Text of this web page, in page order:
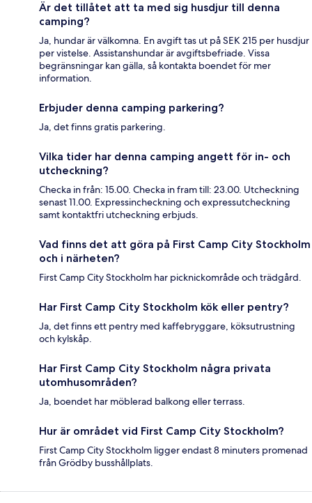
Är det tillåtet att ta med sig husdjur till denna
camping?
Ja, hundar är välkomna. En avgift tas ut på SEK 215 per husdjur
per vistelse. Assistanshundar är avgiftsbefriade. Vissa
begränsningar kan gälla, så kontakta boendet för mer
information.
Erbjuder denna camping parkering?
Ja, det finns gratis parkering.
Vilka tider har denna camping angett för in- och
utcheckning?
Checka in från: 15.00. Checka in fram till: 23.00. Utcheckning
senast 11.00. Expressincheckning och expressutcheckning
samt kontaktfri utcheckning erbjuds.
Vad finns det att göra på First Camp City Stockholm
och i närheten?
First Camp City Stockholm har picknickområde och trädgård.
Har First Camp City Stockholm kök eller pentry?
Ja, det finns ett pentry med kaffebryggare, köksutrustning
och kylskåp.
Har First Camp City Stockholm några privata
utomhusområden?
Ja, boendet har möblerad balkong eller terrass.
Hur är området vid First Camp City Stockholm?
First Camp City Stockholm ligger endast 8 minuters promenad
från Grödby busshållplats.